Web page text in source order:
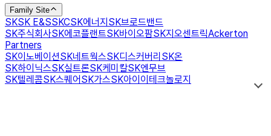
Family Site
SKSK E&SSKCSK에너지 SK브로드밴드
SK주식회사SK에코플랜트SK바이오팜SK지오센트릭Ackerton
Partners
SK이노베이션SK네트웍스SK디스커버리 SK온
SK하이닉스SK실트론SK케미칼SK엔무브
SK텔레콤SK스퀘어 SK가스SK아이이테크놀로지